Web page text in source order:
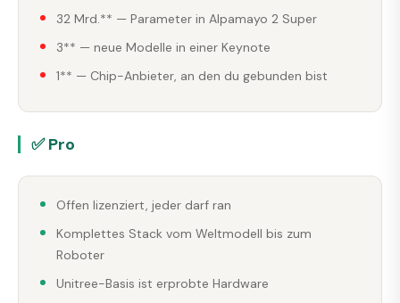
32 Mrd.** — Parameter in Alpamayo 2 Super
3** — neue Modelle in einer Keynote
1** — Chip-Anbieter, an den du gebunden bist
✅ Pro
Offen lizenziert, jeder darf ran
Komplettes Stack vom Weltmodell bis zum
Roboter
Unitree-Basis ist erprobte Hardware